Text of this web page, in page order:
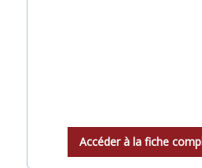
Accéder à la fiche